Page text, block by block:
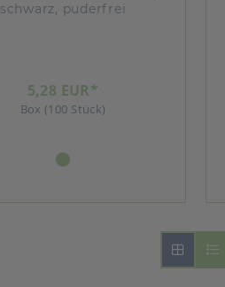
schwarz, puderfrei
5,28 EUR*
Box (100 Stück)